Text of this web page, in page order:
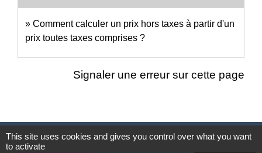
Comment calculer un prix hors taxes à partir d'un
prix toutes taxes comprises ?
Signaler une erreur sur cette page
Nous contacter
This site uses cookies and gives you control over what you want
to activate